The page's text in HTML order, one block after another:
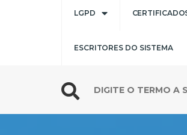
LGPD
ESCRITORES DO SISTEMA